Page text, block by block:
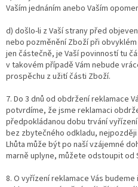
Vaším jednáním anebo Vaším
d) došlo-li z Vaší strany před
nebo pozměnění Zboží při
jen částečně, je Vaší povinností tu
v takovém případě Vám nebude
prospěchu z užití části Zboží.
7. Do 3 dnů od obdržení reklamace
potvrdíme, že jsme reklamaci
předpokládanou dobu trvání
bez zbytečného odkladu,
Lhůta může být po naší vzájemné
marně uplyne, můžete odstoupit od
8. O vyřízení reklamace Vás